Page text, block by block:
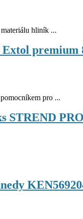
hliník ...
premium
pro ...
STREND